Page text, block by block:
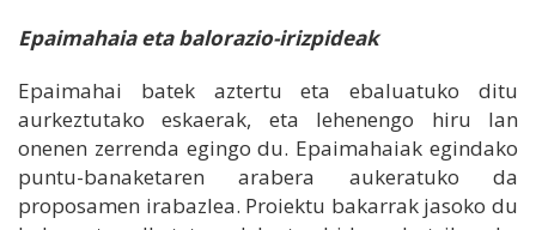
Epaimahaia eta balorazio-irizpideak
Epaimahai batek aztertu eta ebaluatuko ditu
aurkeztutako eskaerak, eta lehenengo hiru lan
onenen zerrenda egingo du. Epaimahaiak egindako
puntu-banaketaren arabera aukeratuko da
proposamen irabazlea. Proiektu bakarrak jasoko du